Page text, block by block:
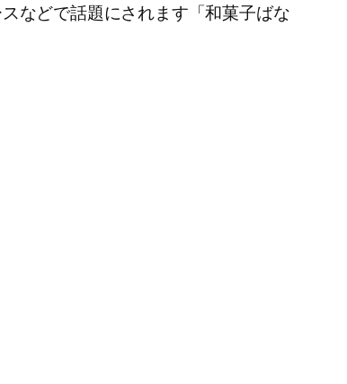
などで話題にされます「和菓子ばな